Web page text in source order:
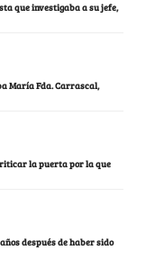
que investigaba a su jefe,
María Fda. Carrascal,
la puerta por la que
después de haber sido